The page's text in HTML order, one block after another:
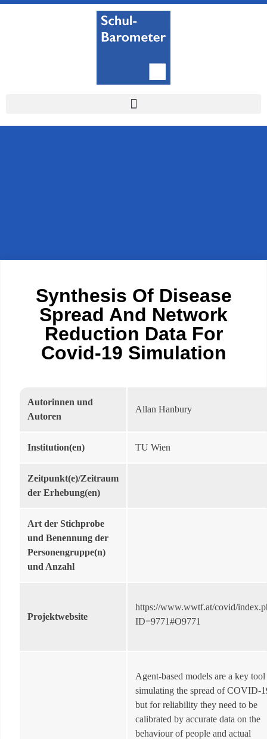
Synthesis Of Disease
Spread And Network
Reduction Data For
Covid-19 Simulation
Autorinnen und
Autoren
Allan Hanbury
Institution(en) TU Wien
Zeitpunkt(e)/Zeitraum
der Erhebung(en)
Art der Stichprobe
und Benennung der
Personengruppe(n)
und Anzahl
Projektwebsite
https://www.wwtf.at/covid/
ID=9771#O9771
Agent-based models are a key
simulating the spread of COVID-
but for reliability they need to be
calibrated by accurate data on the
behaviour of people and actual